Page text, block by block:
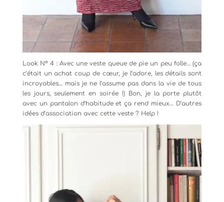
Look N° 4 : Avec une veste queue de pie un peu folle… (ça
c’était un achat coup de cœur, je l’adore, les détails sont
incroyables… mais je ne l’assume pas dans la vie de tous
les jours, seulement en soirée !) Bon, je la porte plutôt
avec un pantalon d’habitude et ça rend mieux… D’autres
idées d’association avec cette veste ? Help !